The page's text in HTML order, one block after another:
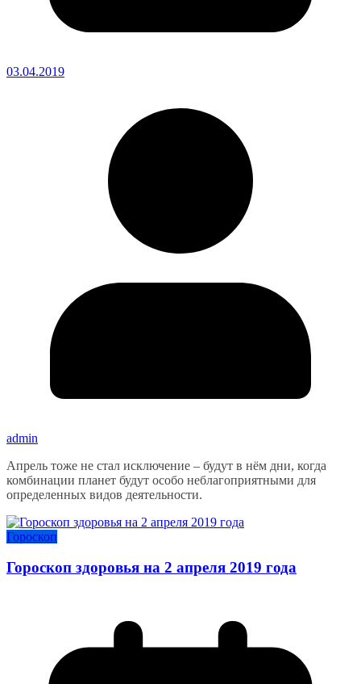
03.04.2019
admin
Апрель тоже не стал исключение – будут в нём дни, когда
комбинации планет будут особо неблагоприятными для
определенных видов деятельности.
Гороскоп
Гороскоп здоровья на 2 апреля 2019 года